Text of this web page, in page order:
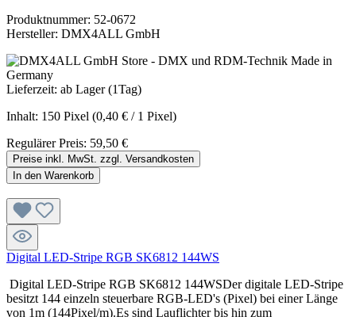
Produktnummer: 52-0672
Hersteller: DMX4ALL GmbH
Lieferzeit: ab Lager (1Tag)
Inhalt: 150 Pixel (0,40 € / 1 Pixel)
Regulärer Preis: 59,50 €
Preise inkl. MwSt. zzgl. Versandkosten
In den Warenkorb
Digital LED-Stripe RGB SK6812 144WS
Digital LED-Stripe RGB SK6812 144WSDer digitale LED-Stripe
besitzt 144 einzeln steuerbare RGB-LED's (Pixel) bei einer Länge
von 1m (144Pixel/m).Es sind Lauflichter bis hin zum